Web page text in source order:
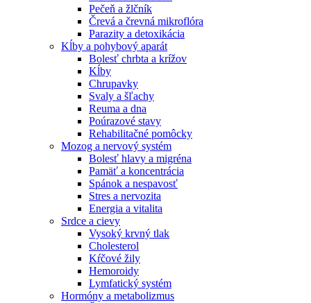
Pečeň a žlčník
Črevá a črevná mikroflóra
Parazity a detoxikácia
Kĺby a pohybový aparát
Bolesť chrbta a krížov
Kĺby
Chrupavky
Svaly a šľachy
Reuma a dna
Poúrazové stavy
Rehabilitačné pomôcky
Mozog a nervový systém
Bolesť hlavy a migréna
Pamäť a koncentrácia
Spánok a nespavosť
Stres a nervozita
Energia a vitalita
Srdce a cievy
Vysoký krvný tlak
Cholesterol
Kŕčové žily
Hemoroidy
Lymfatický systém
Hormóny a metabolizmus